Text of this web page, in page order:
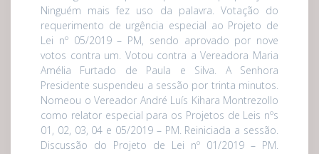
Ninguém mais fez uso da palavra. Votação do
requerimento de urgência especial ao Projeto de
Lei nº 05/2019 – PM, sendo aprovado por nove
votos contra um. Votou contra a Vereadora Maria
Amélia Furtado de Paula e Silva. A Senhora
Presidente suspendeu a sessão por trinta minutos.
Nomeou o Vereador André Luís Kihara Montrezollo
como relator especial para os Projetos de Leis nºs
01, 02, 03, 04 e 05/2019 – PM. Reiniciada a sessão.
Discussão do Projeto de Lei nº 01/2019 – PM.